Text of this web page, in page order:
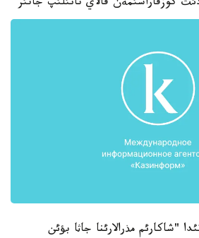
"شاكارئم مذرالارئنا جاثا بؤئن